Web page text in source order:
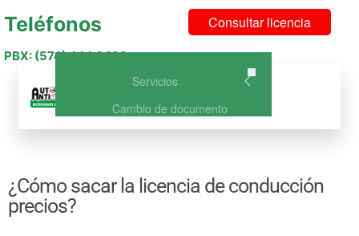
Teléfonos
PBX: (574) 444 6493
Consultar licencia
Servicios
Cambio de documento
Curso de Conducción Categoría
de conducción para Moto
¿Cómo sacar la licencia de conducción
precios?